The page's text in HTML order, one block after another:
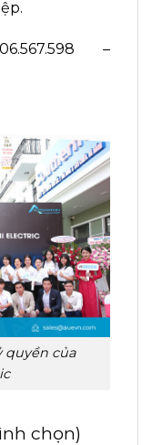
–
quyền của
chọn)